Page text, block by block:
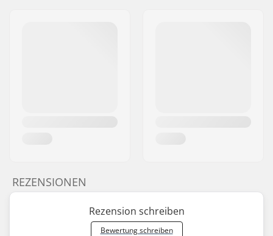
REZENSIONEN
Rezension schreiben
Bewertung schreiben